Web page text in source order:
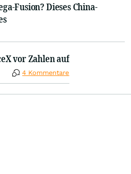
Fusion? Dieses China-
vor Zahlen auf
4 Kommentare